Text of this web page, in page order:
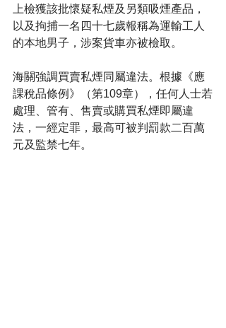
上檢獲該批懷疑私煙及另類吸煙產品，
以及拘捕一名四十七歲報稱為運輸工人
的本地男子，涉案貨車亦被檢取。
海關強調買賣私煙同屬違法。根據《應
課稅品條例》（第109章），任何人士若
處理、管有、售賣或購買私煙即屬違
法，一經定罪，最高可被判罰款二百萬
元及監禁七年。